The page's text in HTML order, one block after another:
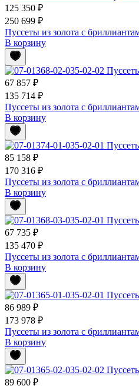
125 350 ₽
250 699 ₽
Пуссеты из золота с
В корзину
67 857 ₽
135 714 ₽
Пуссеты из золота с
В корзину
85 158 ₽
170 316 ₽
Пуссеты из золота с
В корзину
67 735 ₽
135 470 ₽
Пуссеты из золота с
В корзину
86 989 ₽
173 978 ₽
Пуссеты из золота с
В корзину
89 600 ₽